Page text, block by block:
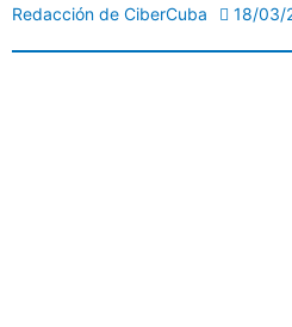
Redacción de CiberCuba 18/03/